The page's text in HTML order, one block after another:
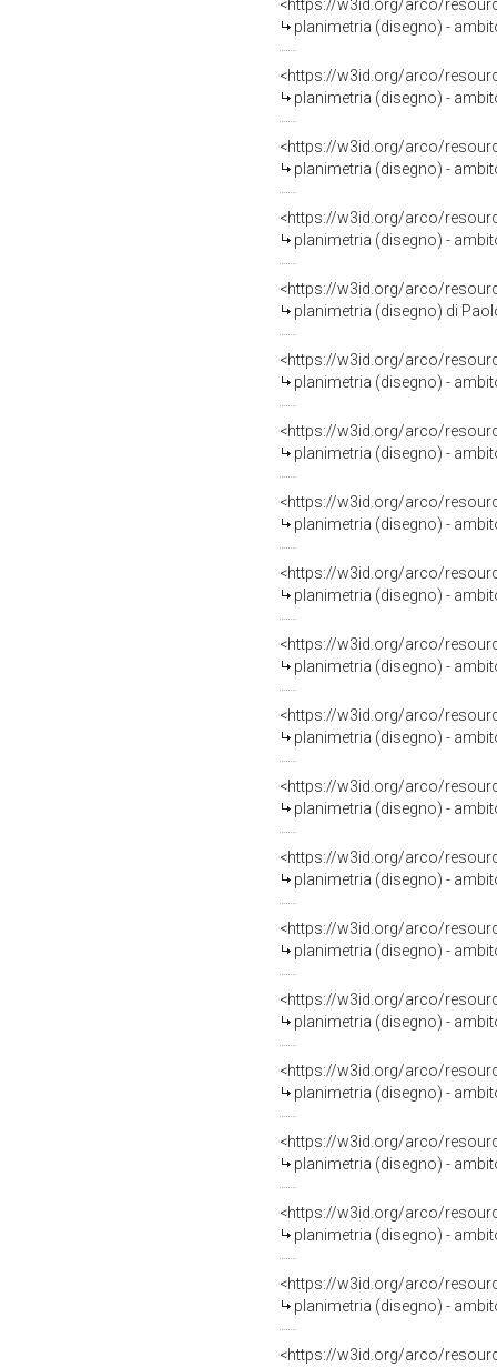
<https://w3id.org/arco/
planimetria (disegno) -
<https://w3id.org/arco/
planimetria (disegno) -
<https://w3id.org/arco/
planimetria (disegno) -
<https://w3id.org/arco/
planimetria (disegno) -
<https://w3id.org/arco/
planimetria (disegno) di
<https://w3id.org/arco/
planimetria (disegno) -
<https://w3id.org/arco/
planimetria (disegno) -
<https://w3id.org/arco/
planimetria (disegno) -
<https://w3id.org/arco/
planimetria (disegno) -
<https://w3id.org/arco/
planimetria (disegno) -
<https://w3id.org/arco/
planimetria (disegno) -
<https://w3id.org/arco/
planimetria (disegno) -
<https://w3id.org/arco/
planimetria (disegno) -
<https://w3id.org/arco/
planimetria (disegno) -
<https://w3id.org/arco/
planimetria (disegno) -
<https://w3id.org/arco/
planimetria (disegno) -
<https://w3id.org/arco/
planimetria (disegno) -
<https://w3id.org/arco/
planimetria (disegno) -
<https://w3id.org/arco/
planimetria (disegno) -
<https://w3id.org/arco/